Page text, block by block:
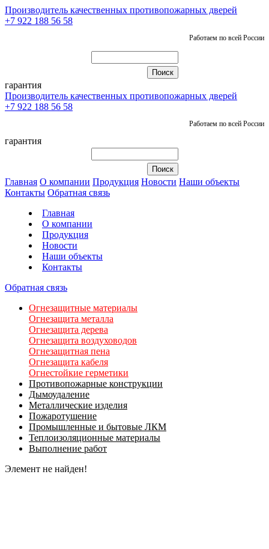
Производитель качественных противопожарных дверей
+7 922 188 56 58
Работаем по всей России
гарантия
Производитель качественных противопожарных дверей
+7 922 188 56 58
Работаем по всей России
гарантия
Главная О компании Продукция Новости Наши объекты
Контакты Обратная связь
Главная
О компании
Продукция
Новости
Наши объекты
Контакты
Обратная связь
Огнезащитные материалы
Огнезащита металла
Огнезащита дерева
Огнезащита воздуховодов
Огнезащитная пена
Огнезащита кабеля
Огнестойкие герметики
Противопожарные конструкции
Дымоудаление
Металлические изделия
Пожаротушение
Промышленные и бытовые ЛКМ
Теплоизоляционные материалы
Выполнение работ
Элемент не найден!